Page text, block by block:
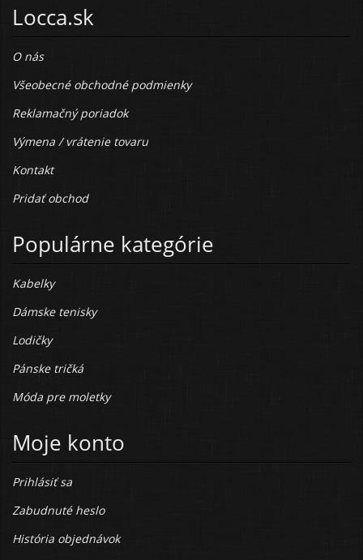
Locca.sk
O nás
Všeobecné obchodné podmienky
Reklamačný poriadok
Výmena / vrátenie tovaru
Kontakt
Pridať obchod
Populárne kategórie
Kabelky
Dámske tenisky
Lodičky
Pánske tričká
Móda pre moletky
Moje konto
Prihlásiť sa
Zabudnuté heslo
História objednávok